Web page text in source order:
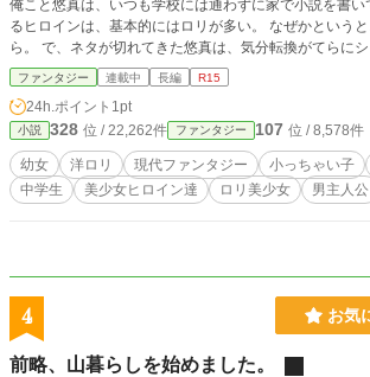
俺こと悠真は、いつも学校には通わずに家で小説を書い
るヒロインは、基本的にはロリが多い。 なぜかという
ら。 で、ネタが切れてきた悠真は、気分転換がてらに
く。 ショッピングモールに行く理由としては、幼女を見
で、ふとある幼女と目が合い、俺はとっさに下を向く。
すか？」と、声が聞こえたので、俺はゆっくりと顔を上
目が合ってしまった幼女が立っていた。 色々と話を進
説の話になっていった。 「もしかして.....悠真さんです
っている？」 えーと......webで小説を書いていて、しか
いたとすると......悠真さんかなって思ったんです！」 と
（あいうらあかり）というしい。 その後も話をしてい
第四話では、朱莉の友達が出てくるのでお楽しみに。 登場人物 悠真 朱莉
ゆあ 李緒 等々......。 ちなみに登場してくる人たちは
部を除いてだけど......）
ファンタジー 連載中 長編 R15
24h.ポイント 1pt
小説 328 位 / 22,262件 ファンタジー 107 位 / 8,578件
幼女 洋ロリ 現代ファンタジー 小っちゃい子
中学生
美少女ヒロイン達 ロリ美少女 男主人公
4 お気
前略、山暮らしを始めました。